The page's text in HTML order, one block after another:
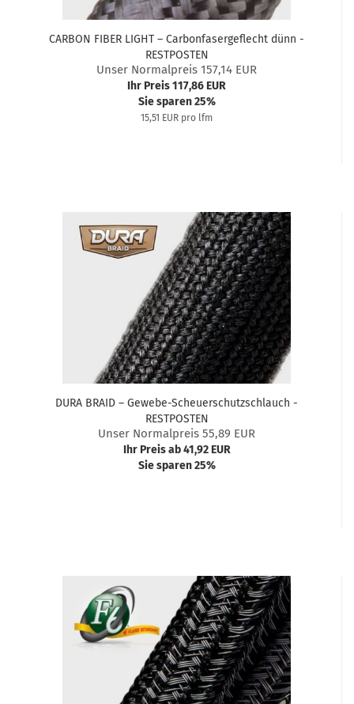
CARBON FIBER LIGHT – Carbonfasergeflecht dünn -
RESTPOSTEN
Unser Normalpreis 157,14 EUR
Ihr Preis 117,86 EUR
Sie sparen 25%
15,51 EUR pro lfm
DURA BRAID – Gewebe-Scheuerschutzschlauch -
RESTPOSTEN
Unser Normalpreis 55,89 EUR
Ihr Preis ab 41,92 EUR
Sie sparen 25%